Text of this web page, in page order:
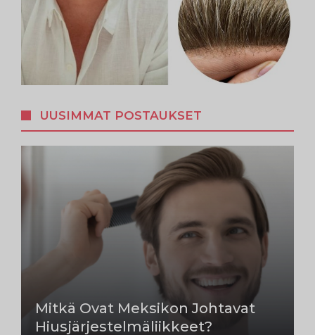
UUSIMMAT POSTAUKSET
Mitkä Ovat Meksikon Johtavat
Hiusjärjestelmäliikkeet?